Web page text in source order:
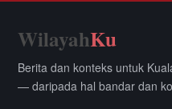
WilayahKu
Berita dan konteks untuk
— daripada hal bandar dan